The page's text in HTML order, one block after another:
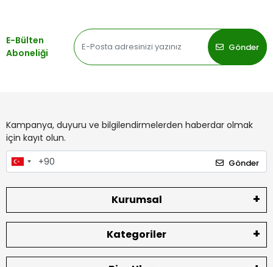
E-Bülten
Aboneliği
Gönder
Kampanya, duyuru ve bilgilendirmelerden haberdar olmak
için kayıt olun.
Gönder
Kurumsal
Kategoriler